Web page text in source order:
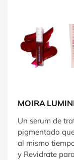
MOIRA
Un serum de
pigmentado
al mismo
y Revidrate